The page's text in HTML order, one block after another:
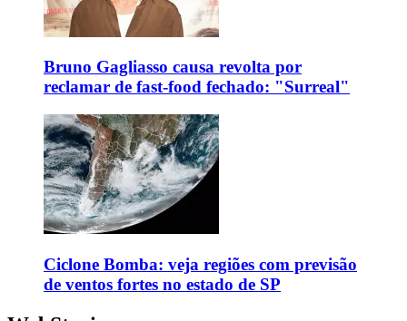
Bruno Gagliasso causa revolta por
reclamar de fast-food fechado: "Surreal"
Ciclone Bomba: veja regiões com previsão
de ventos fortes no estado de SP